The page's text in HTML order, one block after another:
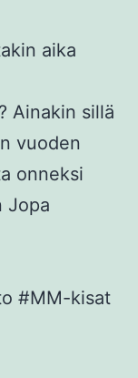
aika
Ainakin sillä
vuoden
onneksi
Jopa
#MM-kisat